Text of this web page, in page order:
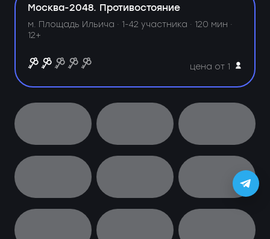
Москва-2048. Противостояние
м. Площадь Ильича · 1-42 участника · 120 мин ·
12+
цена от 1